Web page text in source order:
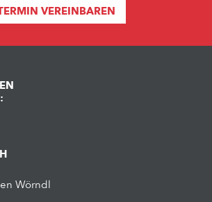
VEREINBAREN
Wörndl